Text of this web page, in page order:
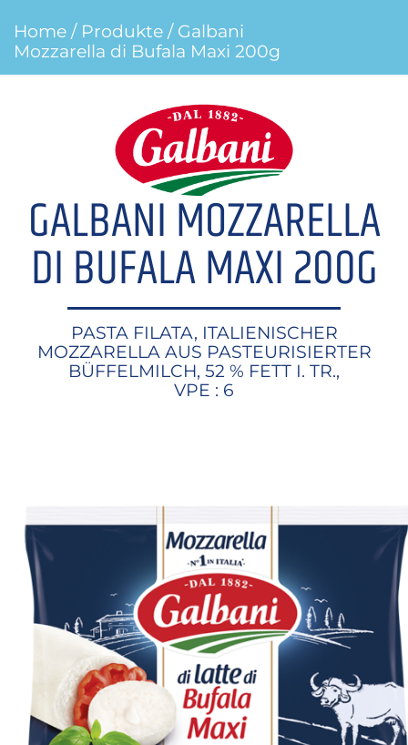
Home / Produkte / Galbani
Mozzarella di Bufala Maxi 200g
GALBANI MOZZARELLA
DI BUFALA MAXI 200G
PASTA FILATA, ITALIENISCHER
MOZZARELLA AUS PASTEURISIERTER
BÜFFELMILCH, 52 % FETT I. TR.,
VPE : 6